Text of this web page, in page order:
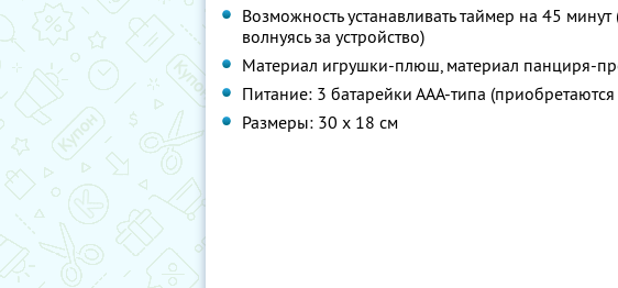
Возможность устанавливать таймер на 45
волнуясь за устройство)
Материал игрушки-плюш, материал панциря-
Питание: 3 батарейки ААА-типа (приобретаются
Размеры: 30 х 18 см